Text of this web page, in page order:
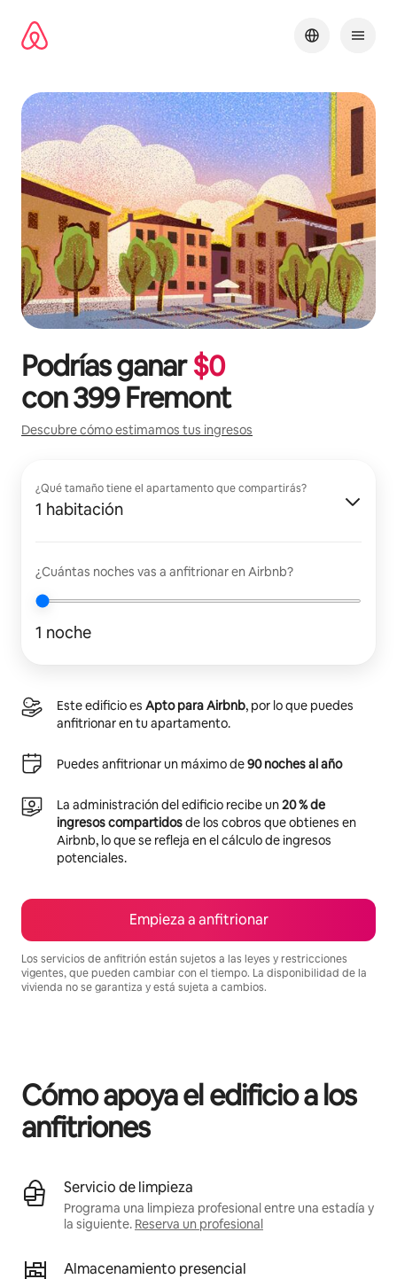
contenido
Podrías ganar$0
con399 Fremont
Descubre cómo estimamos tus ingresos
¿Qué tamaño tiene el apartamento que compartirás?
1 habitación
¿Cuántas noches vas a anfitrionar en Airbnb?
1 noche
Este edificio es Apto para Airbnb, por lo que puedes
anfitrionar en tu apartamento.
Puedes anfitrionar un máximo de90 noches al año
La administración del edificio recibe un20 % de
ingresos compartidosde los cobros que obtienes en
Airbnb, lo que se refleja en el cálculo de ingresos
potenciales.
Empieza a anfitrionar
Los servicios de anfitrión están sujetos a las leyes y restricciones
vigentes, que pueden cambiar con el tiempo. La disponibilidad de la
vivienda no se garantiza y está sujeta a cambios.
Cómo apoya el edificio a los
anfitriones
Servicio de limpieza
Programa una limpieza profesional entre una estadía y
la siguiente. Reserva un profesional
Almacenamiento presencial